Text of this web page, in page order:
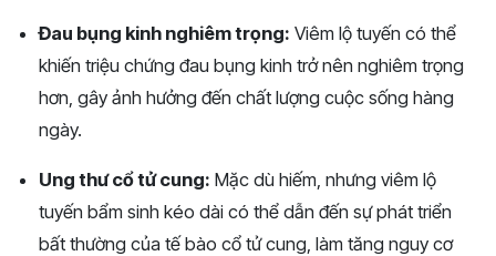
Đau bụng kinh nghiêm trọng: Viêm lộ tuyến có thể
khiến triệu chứng đau bụng kinh trở nên nghiêm trọng
hơn, gây ảnh hưởng đến chất lượng cuộc sống hàng
ngày.
Ung thư cổ tử cung: Mặc dù hiếm, nhưng viêm lộ
tuyến bẩm sinh kéo dài có thể dẫn đến sự phát triển
bất thường của tế bào cổ tử cung, làm tăng nguy cơ